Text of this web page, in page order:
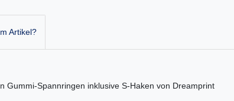
Artikel?
Gummi-Spannringen inklusive S-Haken von Dreamprint